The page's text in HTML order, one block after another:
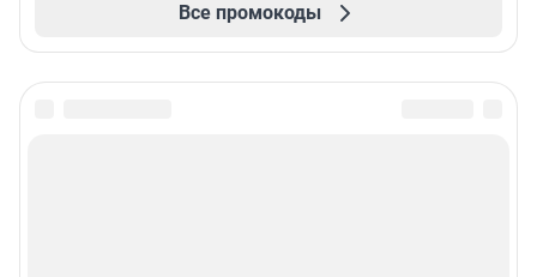
Все промокоды